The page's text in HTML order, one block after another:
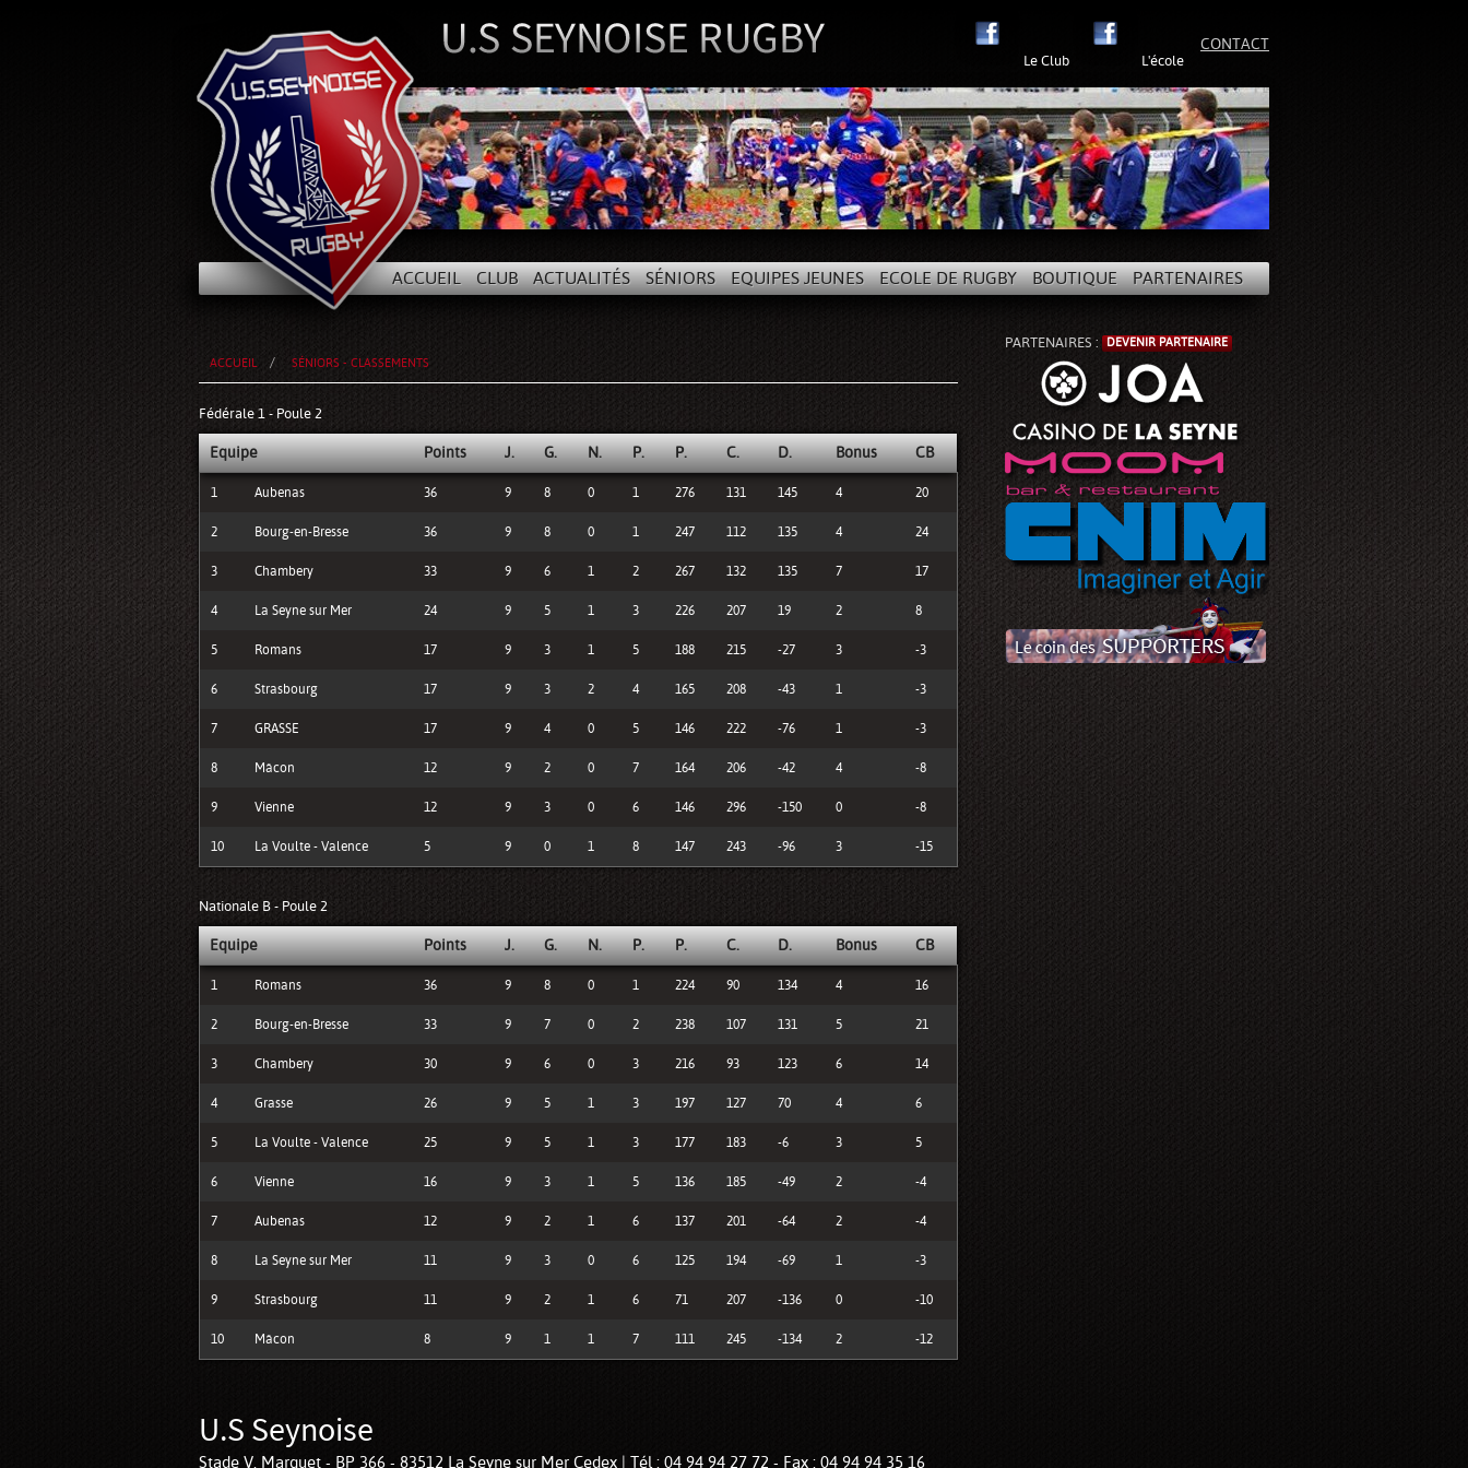
CONTACT
Le Club L'école
ACCUEIL CLUB ACTUALITÉS SÉNIORS EQUIPES JEUNES ECOLE DE RUGBY BOUTIQUE PARTENAIRES
ACCUEIL SÉNIORS - CLASSEMENTS
Fédérale 1 - Poule 2
Equipe Points J. G. N. P. P. C. D. Bonus CB
1 Aubenas 36 9 8 0 1 276 131 145 4 20
2 Bourg-en-Bresse 36 9 8 0 1 247 112 135 4 24
3 Chambery 33 9 6 1 2 267 132 135 7 17
4 La Seyne sur Mer 24 9 5 1 3 226 207 19 2 8
5 Romans 17 9 3 1 5 188 215 -27 3 -3
6 Strasbourg 17 9 3 2 4 165 208 -43 1 -3
7 GRASSE 17 9 4 0 5 146 222 -76 1 -3
8 Mâcon 12 9 2 0 7 164 206 -42 4 -8
9 Vienne 12 9 3 0 6 146 296 -150 0 -8
10 La Voulte - Valence 5 9 0 1 8 147 243 -96 3 -15
Nationale B - Poule 2
Equipe Points J. G. N. P. P. C. D. Bonus CB
1 Romans 36 9 8 0 1 224 90 134 4 16
2 Bourg-en-Bresse 33 9 7 0 2 238 107 131 5 21
3 Chambery 30 9 6 0 3 216 93 123 6 14
4 Grasse 26 9 5 1 3 197 127 70 4 6
5 La Voulte - Valence 25 9 5 1 3 177 183 -6 3 5
6 Vienne 16 9 3 1 5 136 185 -49 2 -4
7 Aubenas 12 9 2 1 6 137 201 -64 2 -4
8 La Seyne sur Mer 11 9 3 0 6 125 194 -69 1 -3
9 Strasbourg 11 9 2 1 6 71 207 -136 0 -10
10 Mâcon 8 9 1 1 7 111 245 -134 2 -12
PARTENAIRES : DEVENIR PARTENAIRE
U.S Seynoise
Stade V. Marquet - BP 366 - 83512 La Seyne sur Mer Cedex | Tél : 04 94 94 27 72 - Fax : 04 94 94 35 16